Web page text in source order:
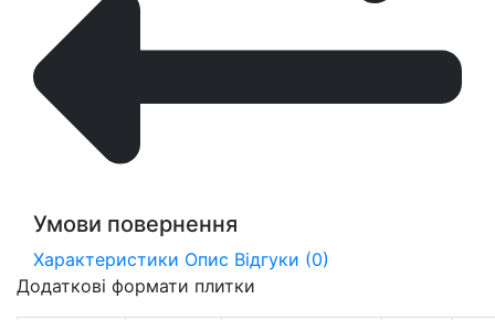
Умови повернення
Характеристики Опис Відгуки (0)
Додаткові формати плитки